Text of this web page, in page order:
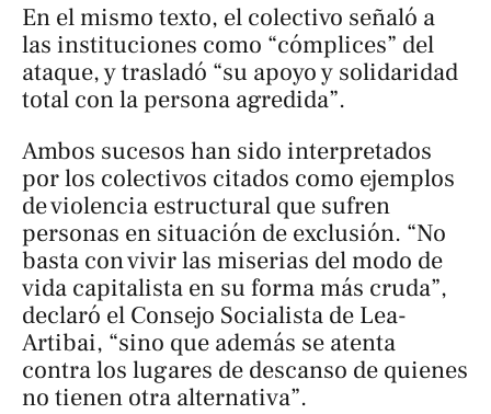
En el mismo texto, el colectivo señaló a
las instituciones como “cómplices” del
ataque, y trasladó “su apoyo y solidaridad
total con la persona agredida”.
Ambos sucesos han sido interpretados
por los colectivos citados como ejemplos
de violencia estructural que sufren
personas en situación de exclusión. “No
basta con vivir las miserias del modo de
vida capitalista en su forma más cruda”,
declaró el Consejo Socialista de Lea-
Artibai, “sino que además se atenta
contra los lugares de descanso de quienes
no tienen otra alternativa”.